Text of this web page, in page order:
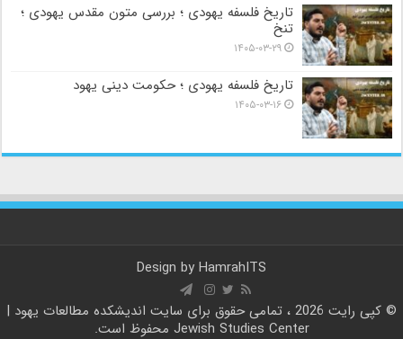
تاریخ فلسفه یهودی ؛ بررسی متون مقدس یهودی ؛
تنخ
۱۴۰۵-۰۳-۲۹
تاریخ فلسفه یهودی ؛ حکومت دینی یهود
۱۴۰۵-۰۳-۱۶
Design by HamrahITS
© کپی رایت 2026 ، تمامی حقوق برای سایت
اندیشکده مطالعات یهود |
Jewish Studies Center محفوظ است.